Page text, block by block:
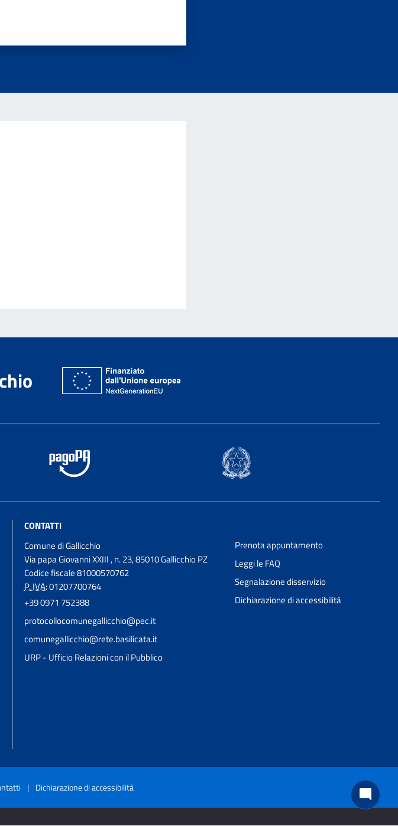
mode_comment
CONTATTI
Comune di Gallicchio
Via papa Giovanni XXIII , n. 23, 85010 Gallicchio PZ
Codice fiscale 81000570762
P. IVA:01207700764
+39 0971 752388
protocollocomunegallicchio@pec.it
comunegallicchio@rete.basilicata.it
URP - Ufficio Relazioni con il Pubblico
Prenota appuntamento
Leggi le FAQ
Segnalazione disservizio
Dichiarazione di accessibilità
| Dichiarazione di accessibilità